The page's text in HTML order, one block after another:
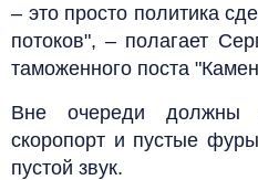
– это просто политика
потоков", – полагает
таможенного поста
Вне очереди должны
скоропорт и пустые
пустой звук.